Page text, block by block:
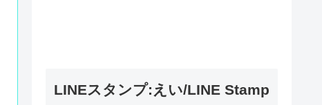
LINEスタンプ:えい/LINE Stamp